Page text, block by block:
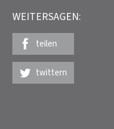
WEITERSAGEN:
teilen
twittern